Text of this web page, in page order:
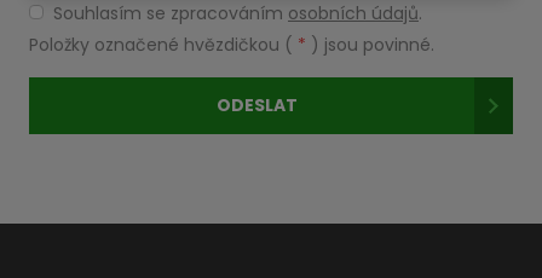
Souhlasím
se
zpracováním
osobních
Souhlasím se zpracováním osobních údajů.
Položky označené hvězdičkou ( * ) jsou povinné.
ODESLAT
nepodařilo